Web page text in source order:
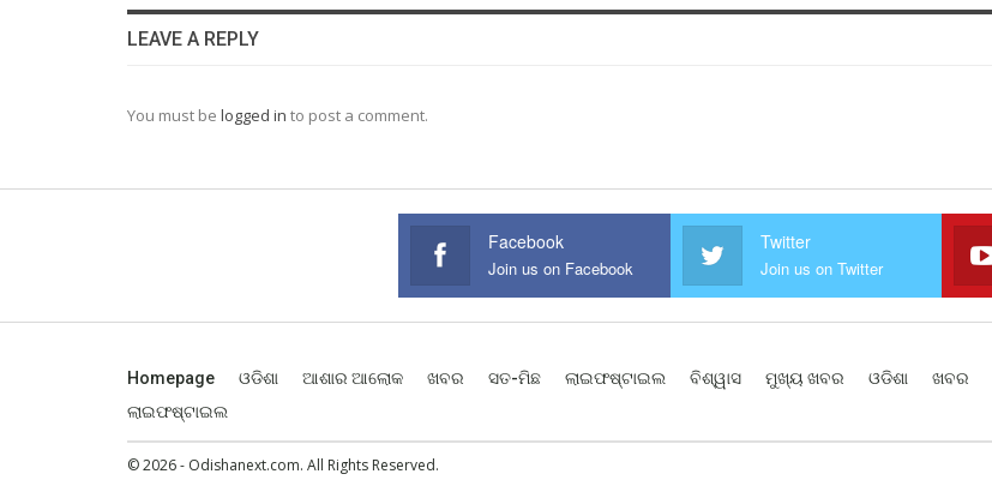
LEAVE A REPLY
You must be logged in to post a comment.
Facebook
Join us on Facebook
Twitter
Join us on Twitter
Homepage ଓଡିଶା ଆଶାର ଆଲୋକ ଖବର ସତ-ମିଛ ଲାଇଫଷ୍ଟାଇଲ ବିଶ୍ୱାସ ମୁଖ୍ୟ ଖବର ଓଡିଶା ଖବର
ଲାଇଫଷ୍ଟାଇଲ
© 2026 - Odishanext.com. All Rights Reserved.